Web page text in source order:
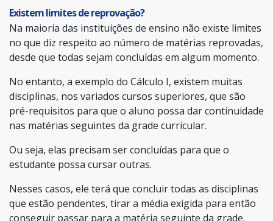
Existem limites de reprovação?
Na maioria das instituições de ensino não existe limites
no que diz respeito ao número de matérias reprovadas,
desde que todas sejam concluídas em algum momento.
No entanto, a exemplo do Cálculo I, existem muitas
disciplinas, nos variados cursos superiores, que são
pré-requisitos para que o aluno possa dar continuidade
nas matérias seguintes da grade curricular.
Ou seja, elas precisam ser concluídas para que o
estudante possa cursar outras.
Nesses casos, ele terá que concluir todas as disciplinas
que estão pendentes, tirar a média exigida para então
conseguir passar para a matéria seguinte da grade.